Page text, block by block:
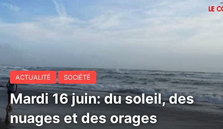
ACTUALITÉ SOCIÉTÉ
Mardi 16 juin: du soleil, des
nuages et des orages